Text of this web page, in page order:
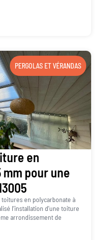
PERGOLAS ET VÉRANDAS
en
pour une
en polycarbonate à
l’installation d’une toiture
arrondissement de